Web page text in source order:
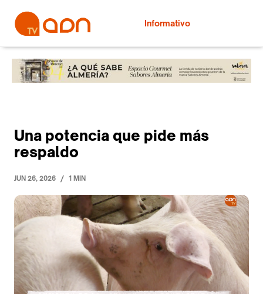
Informativo
Una potencia que pide más
respaldo
JUN 26, 2026 / 1 MIN